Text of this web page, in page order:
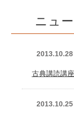
志賀直
ニュ
2013.10.28
古典講読講
2013.10.25